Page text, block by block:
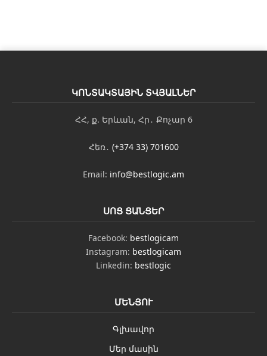
ԿՈՆՏԱԿՏԱՅԻՆ ՏՎՅԱԼՆԵՐ
ՀՀ, ք. Երևան, Հր․ Քոչար 6
Հեռ․ (+374 33) 701600
Email: info@bestlogic.am
ՍՈՑ ՑԱՆՑԵՐ
Facebook: bestlogicam
Instagram: bestlogicam
Linkedin: bestlogic
ՄԵՆՅՈՒ
Գլխավոր
Մեր մասին